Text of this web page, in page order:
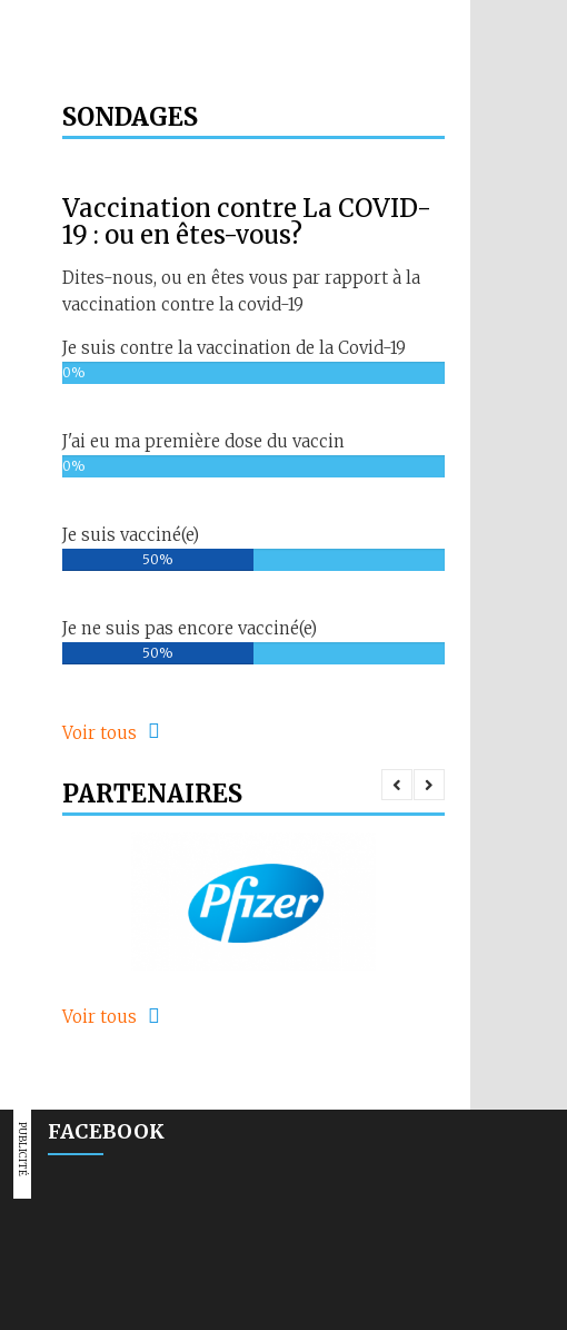
SONDAGES
Vaccination contre La COVID-
19 : ou en êtes-vous?
Dites-nous, ou en êtes vous par rapport à la
vaccination contre la covid-19
Je suis contre la vaccination de la Covid-19
0%
J'ai eu ma première dose du vaccin
0%
Je suis vacciné(e)
50%
Je ne suis pas encore vacciné(e)
50%
Voir tous
PARTENAIRES
Voir tous
PUBLICITÉ FACEBOOK